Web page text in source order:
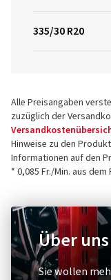
335/30 R20
Alle Preisangaben
zuzüglich der
Hinweise zu den
Informationen auf den
* 0,085 Fr./Min. aus dem
Über uns
Sie wollen